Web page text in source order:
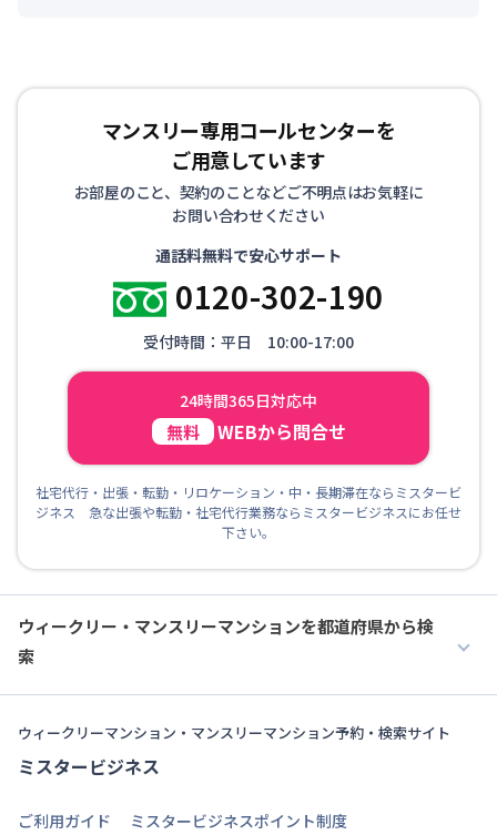
マンスリー専用コールセンターを
ご用意しています
お部屋のこと、契約のことなどご不明点はお気軽に
お問い合わせください
通話料無料で安心サポート
0120-302-190
受付時間：平日 10:00-17:00
24時間365日対応中
無料 WEBから問合せ
社宅代行・出張・転勤・リロケーション・中・長期滞在ならミスタービ
ジネス 急な出張や転勤・社宅代行業務ならミスタービジネスにお任せ
下さい。
ウィークリー・マンスリーマンションを都道府県から検
索
ウィークリーマンション・マンスリーマンション予約・検索サイト
ミスタービジネス
ご利用ガイド ミスタービジネスポイント制度